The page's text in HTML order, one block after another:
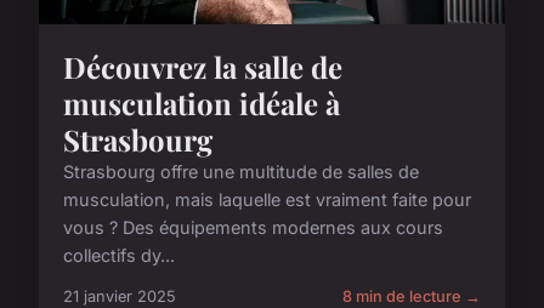
Découvrez la salle de
musculation idéale à
Strasbourg
Strasbourg offre une multitude de salles de
musculation, mais laquelle est vraiment faite pour
vous ? Des équipements modernes aux cours
collectifs dy...
21 janvier 2025 8 min de lecture →